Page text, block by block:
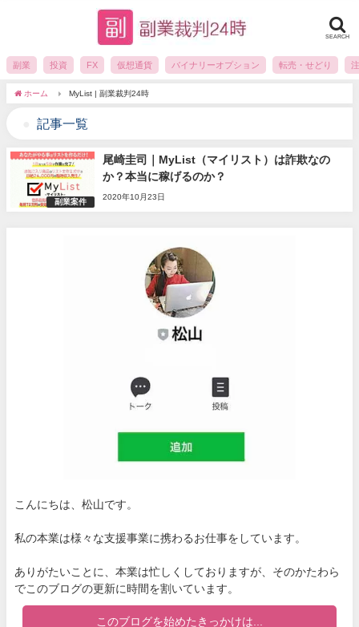
SEARCH
副業 投資 FX 仮想通貨 バイナリーオプション 転売・せどり
ホーム MyList | 副業裁判24時
記事一覧
副業案件
尾崎圭司｜MyList（マイリスト）は詐欺なの
か？本当に稼げるのか？
2020年10月23日
こんにちは、松山です。
私の本業は様々な支援事業に携わるお仕事をしています。
ありがたいことに、本業は忙しくしておりますが、そのかたわら
でこのブログの更新に時間を割いています。
このブログを始めたきっかけは...